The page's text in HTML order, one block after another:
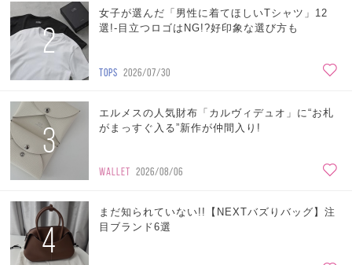
2
女子が選んだ「男性に着てほしいTシャツ」12
選!-目立つロゴはNG!?好印象な選び方も
TOPS 2026/07/30
3
エルメスの人気財布「カルヴィデュオ」に“お札
がまっすぐ入る”新作が仲間入り!
WALLET 2026/08/06
4
まだ知られていない!!【NEXTバズりバッグ】注
目ブランド6選